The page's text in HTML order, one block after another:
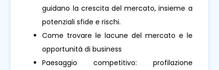
guidano la crescita del mercato, insieme a
potenziali sfide e rischi.
Come trovare le lacune del mercato e le
opportunità di business
Paesaggio competitivo: profilazione